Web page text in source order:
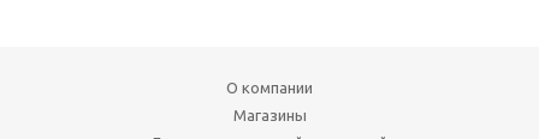
О компании
Магазины